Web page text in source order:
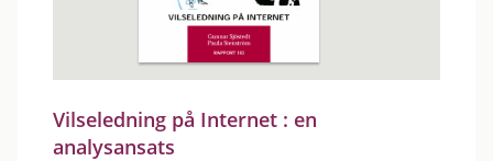
Vilseledning på Internet : en
analysansats